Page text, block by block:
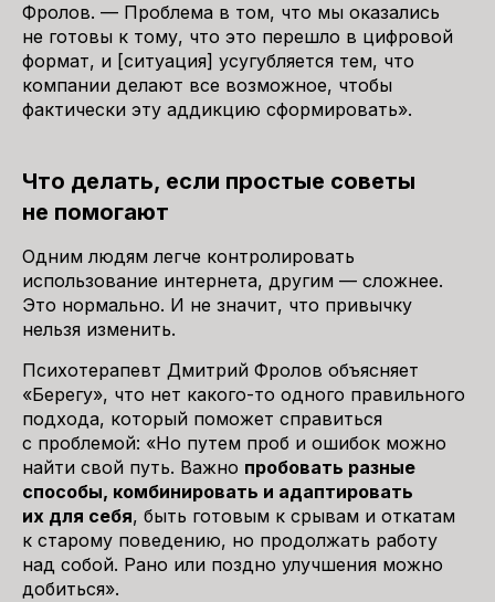
Фролов. — Проблема в том, что мы оказались
не готовы к тому, что это перешло в цифровой
формат, и [ситуация] усугубляется тем, что
компании делают все возможное, чтобы
фактически эту аддикцию сформировать».
Что делать, если простые советы
не помогают
Одним людям легче контролировать
использование интернета, другим — сложнее.
Это нормально. И не значит, что привычку
нельзя изменить.
Психотерапевт Дмитрий Фролов объясняет
«Берегу», что нет какого-то одного правильного
подхода, который поможет справиться
с проблемой: «Но путем проб и ошибок можно
найти свой путь. Важно пробовать разные
способы, комбинировать и адаптировать
их для себя, быть готовым к срывам и откатам
к старому поведению, но продолжать работу
над собой. Рано или поздно улучшения можно
добиться».